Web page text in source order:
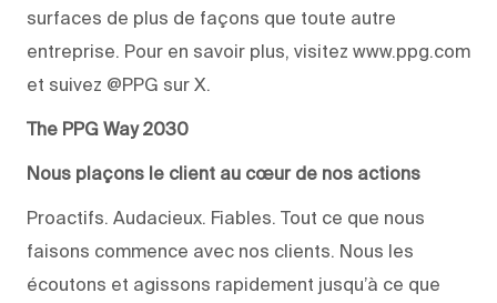
surfaces de plus de façons que toute autre
entreprise. Pour en savoir plus, visitez www.ppg.com
et suivez @PPG sur X.
The PPG Way 2030
Nous plaçons le client au cœur de nos actions
Proactifs. Audacieux. Fiables. Tout ce que nous
faisons commence avec nos clients. Nous les
écoutons et agissons rapidement jusqu’à ce que